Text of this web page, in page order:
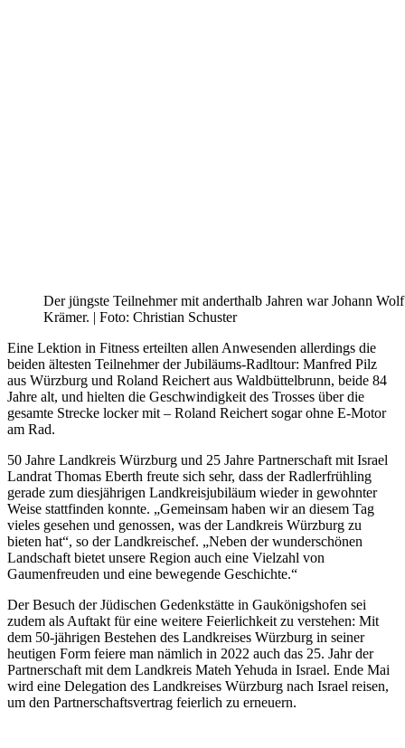
Der jüngste Teilnehmer mit anderthalb Jahren war Johann
Krämer. | Foto: Christian Schuster
Eine Lektion in Fitness erteilten allen Anwesenden allerdings die
beiden ältesten Teilnehmer der Jubiläums-Radltour: Manfred Pilz
aus Würzburg und Roland Reichert aus Waldbüttelbrunn, beide 84
Jahre alt, und hielten die Geschwindigkeit des Trosses über die
gesamte Strecke locker mit – Roland Reichert sogar ohne E-Motor
am Rad.
50 Jahre Landkreis Würzburg und 25 Jahre Partnerschaft mit Israel
Landrat Thomas Eberth freute sich sehr, dass der Radlerfrühling
gerade zum diesjährigen Landkreisjubiläum wieder in gewohnter
Weise stattfinden konnte. „Gemeinsam haben wir an diesem Tag
vieles gesehen und genossen, was der Landkreis Würzburg zu
bieten hat“, so der Landkreischef. „Neben der wunderschönen
Landschaft bietet unsere Region auch eine Vielzahl von
Gaumenfreuden und eine bewegende Geschichte.“
Der Besuch der Jüdischen Gedenkstätte in Gaukönigshofen sei
zudem als Auftakt für eine weitere Feierlichkeit zu verstehen: Mit
dem 50-jährigen Bestehen des Landkreises Würzburg in seiner
heutigen Form feiere man nämlich in 2022 auch das 25. Jahr der
Partnerschaft mit dem Landkreis Mateh Yehuda in Israel. Ende Mai
wird eine Delegation des Landkreises Würzburg nach Israel reisen,
um den Partnerschaftsvertrag feierlich zu erneuern.